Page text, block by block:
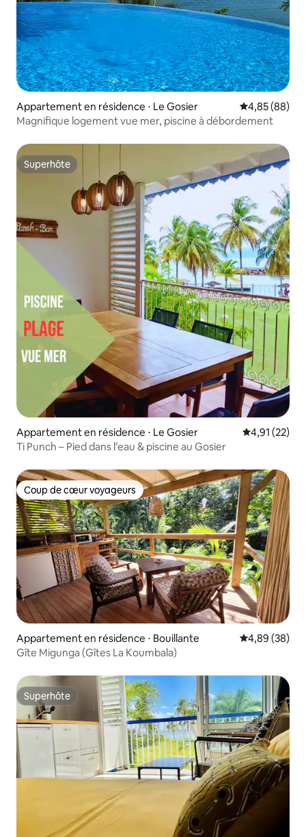
Appartement en résidence ⋅ Le Gosier Évaluation
4,85 (88)
Magnifique logement vue mer, piscine à débordement
Superhôte
Superhôte
Appartement en résidence ⋅ Le Gosier Évaluation
4,91 (22)
Ti Punch – Pied dans l’eau & piscine au Gosier
Coup de cœur voyageurs
Coup de cœur voyageurs
Appartement en résidence ⋅ Bouillante Évaluation
4,89 (38)
Gîte Migunga (Gîtes La Koumbala)
Superhôte
Superhôte